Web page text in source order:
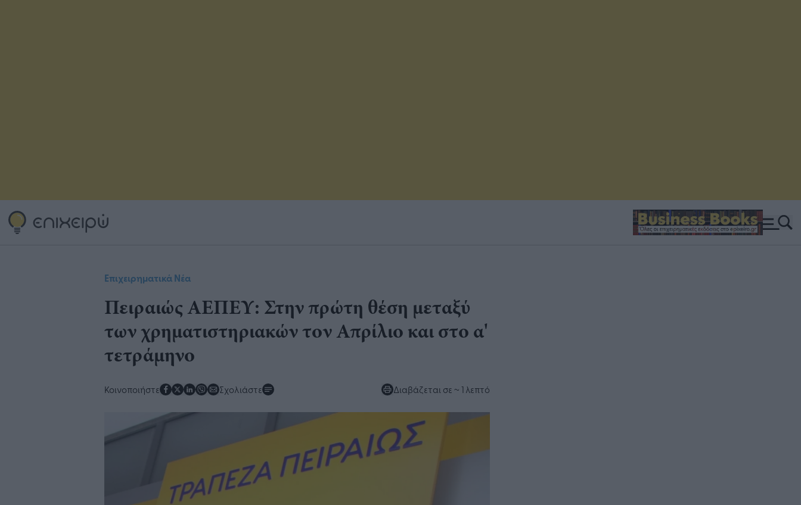
Επιχειρηματικά Νέα
​Πειραιώς ΑΕΠΕΥ: Στην πρώτη θέση μεταξύ
των χρηματιστηριακών τον Απρίλιο και στο α'
τετράμηνο
Κοινοποιήστε Σχολιάστε Διαβάζεται σε ~ 1 λεπτό